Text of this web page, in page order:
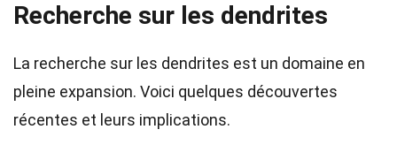
Recherche sur les dendrites
La recherche sur les dendrites est un domaine en
pleine expansion. Voici quelques découvertes
récentes et leurs implications.